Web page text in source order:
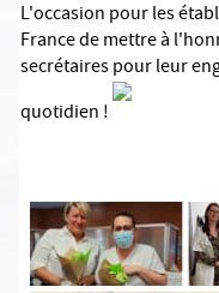
L'occasion pour les
France de mettre à
secrétaires pour leur
quotidien !